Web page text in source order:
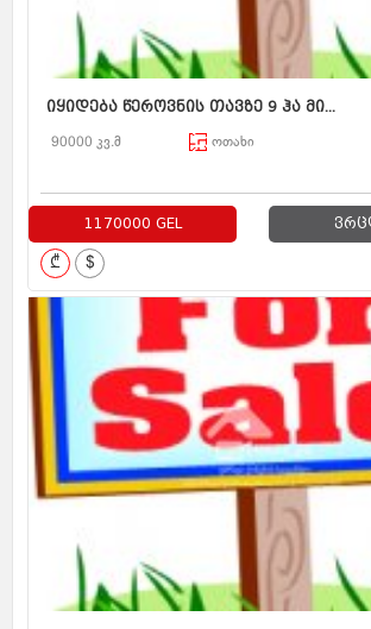
იყიდება წეროვნის თავზე 9 ჰა მი...
90000 კვ.მ ოთახი
1170000 GEL
₾ $